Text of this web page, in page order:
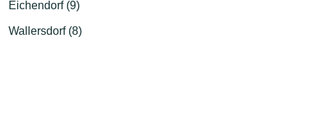
Eichendorf (9)
Wallersdorf (8)